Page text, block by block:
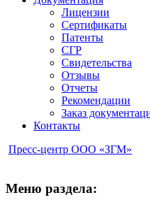
Лицензии
Сертификаты
Патенты
СГР
Свидетельства
Отзывы
Отчеты
Рекомендации
Заказ
Контакты
Пресс-центр ООО «ЗГМ»
Меню раздела: